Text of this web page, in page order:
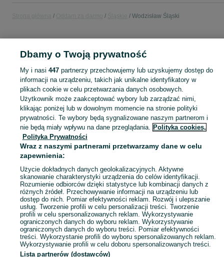
Wodzisław Śląski
kuchnia z agd drewno bruk żwir
Masz coś, czego już nie potrzebujesz? Wejdź na OLX, dodaj ofertę w kategorii Oddam za darmo i oddaj swój przedmiot za darmo! - Wodzisław Śląski i okolice! Zobacz
Mapa kategorii
Mapa miejscowości
Mapa ministron
Popularne wyszukiwania
Dbamy o Twoją prywatność
My i nasi 447partnerzy przechowujemy lub uzyskujemy dostęp do
informacji na urządzeniu, takich jak unikalne identyfikatory w
plikach cookie w celu przetwarzania danych osobowych.
Użytkownik może zaakceptować wybory lub zarządzać nimi,
klikając poniżej lub w dowolnym momencie na stronie polityki
prywatności. Te wybory będą sygnalizowane naszym partnerom i
nie będą miały wpływu na dane przeglądania. Polityka cookies,
Polityka Prywatności
Wraz z naszymi partnerami przetwarzamy dane w celu
zapewnienia:
Użycie dokładnych danych geolokalizacyjnych. Aktywne
skanowanie charakterystyki urządzenia do celów identyfikacji.
Rozumienie odbiorców dzięki statystyce lub kombinacji danych z
różnych źródeł. Przechowywanie informacji na urządzeniu lub
dostęp do nich. Pomiar efektywności reklam. Rozwój i ulepszanie
usług. Tworzenie profili w celu personalizacji treści. Tworzenie
profili w celu spersonalizowanych reklam. Wykorzystywanie
ograniczonych danych do wyboru reklam. Wykorzystywanie
ograniczonych danych do wyboru treści. Pomiar efektywności
treści. Wykorzystanie profili do wyboru spersonalizowanych reklam.
Wykorzystywanie profili w celu doboru spersonalizowanych treści.
Lista partnerów (dostawców)